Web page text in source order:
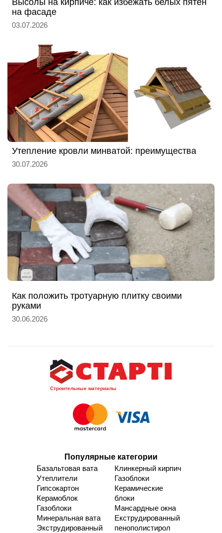
на фасаде
03.07.2026
Утепление кровли минватой: преимущества
30.07.2026
Как положить тротуарную плитку своими
руками
30.06.2026
Строительные материалы
Популярные категории
Базальтовая вата
Утеплители
Гипсокартон
Керамоблок
Газоблоки
Минеральная вата
Экструдированный
Клинкерный кирпич
Газоблоки
Керамические
блоки
Мансардные окна
Екструдированный
пенополистирол